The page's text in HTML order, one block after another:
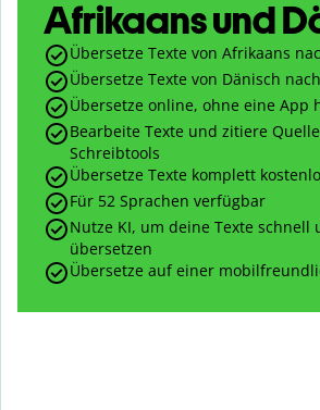
Afrikaans und
Übersetze Texte von Afrikaans
Übersetze Texte von Dänisch
Übersetze online, ohne eine App
Bearbeite Texte und zitiere
Schreibtools
Übersetze Texte komplett
Für 52 Sprachen verfügbar
Nutze KI, um deine Texte schnell
übersetzen
Übersetze auf einer